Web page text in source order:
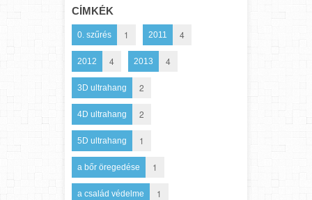
CÍMKÉK
0. szűrés 1 2011 4
2012 4 2013 4
3D ultrahang 2
4D ultrahang 2
5D ultrahang 1
a bőr öregedése 1
a család védelme 1